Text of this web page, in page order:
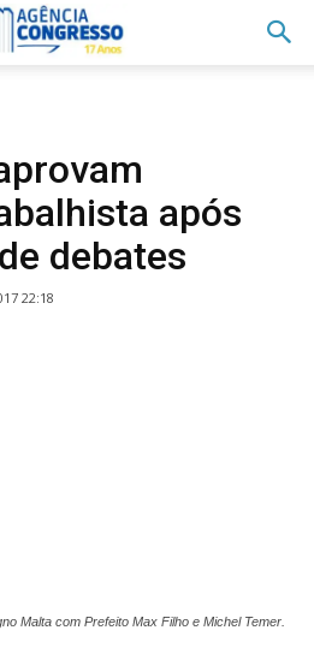
após
debates
22:18
Malta com Prefeito Max Filho e Michel Temer.